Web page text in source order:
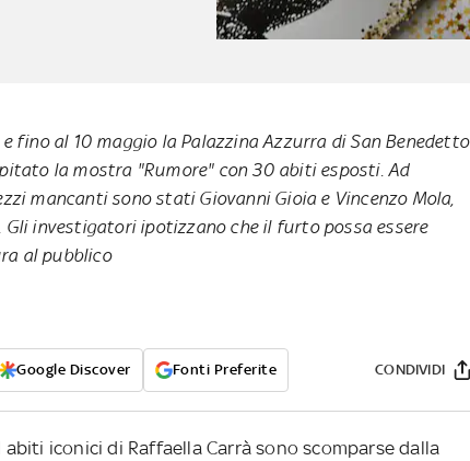
fino al 10 maggio la Palazzina Azzurra di San Benedetto
la mostra "Rumore" con 30 abiti esposti. Ad
mancanti sono stati Giovanni Gioia e Vincenzo Mola,
Gli investigatori ipotizzano che il furto possa essere
al pubblico
Google Discover Fonti Preferite CONDIVIDI
iconici di Raffaella Carrà sono scomparse dalla